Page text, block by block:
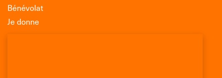
Bénévolat
Je donne